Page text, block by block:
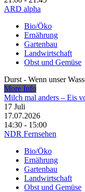
ARD alpha
Bio/Öko
Ernährung
Gartenbau
Landwirtschaft
Obst und Gemüse
Durst - Wenn unser
More Info
Milch mal anders – Eis
17 Juli
17.07.2026
14:30 - 15:00
NDR Fernsehen
Bio/Öko
Ernährung
Gartenbau
Landwirtschaft
Obst und Gemüse